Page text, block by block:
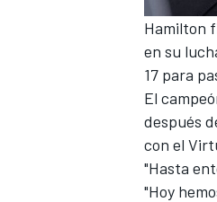
Hamilton
en su
17 para
El
después
con el
"Hasta
"Hoy